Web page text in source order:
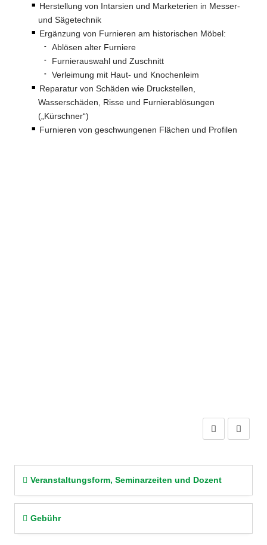
Herstellung von Intarsien und Marketerien in Messer-
und Sägetechnik
Ergänzung von Furnieren am historischen Möbel:
Ablösen alter Furniere
Furnierauswahl und Zuschnitt
Verleimung mit Haut- und Knochenleim
Reparatur von Schäden wie Druckstellen,
Wasserschäden, Risse und Furnierablösungen
(„Kürschner“)
Furnieren von geschwungenen Flächen und Profilen
Veranstaltungsform, Seminarzeiten und Dozent
Gebühr